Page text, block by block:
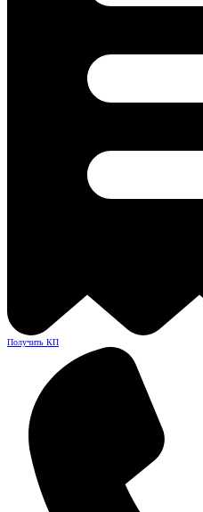
Получить КП